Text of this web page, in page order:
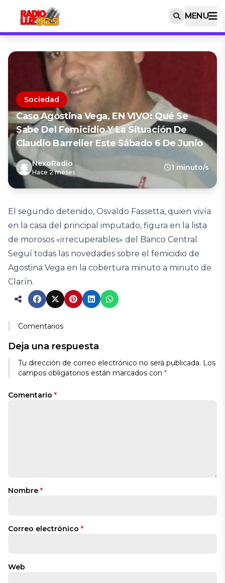
MENU
Sociedad
Caso Agostina Vega, EN VIVO: Qué Se
Sabe Del Femicidio Y La Situación De
Claudio Barrelier Este Sábado 6 De Junio
NexoRadio
Hace 2 meses
1 minuto/s
El segundo detenido, Osvaldo Fassetta, quien vivía
en la casa del principal imputado, figura en la lista
de morosos «irrecuperables» del Banco Central.
Seguí todas las novedades sobre el femicidio de
Agostina Vega en la cobertura minuto a minuto de
Clarín.
Comentarios
Deja una respuesta
Tu dirección de correo electrónico no será publicada. Los
campos obligatorios están marcados con *
Comentario *
Nombre *
Correo electrónico *
Web